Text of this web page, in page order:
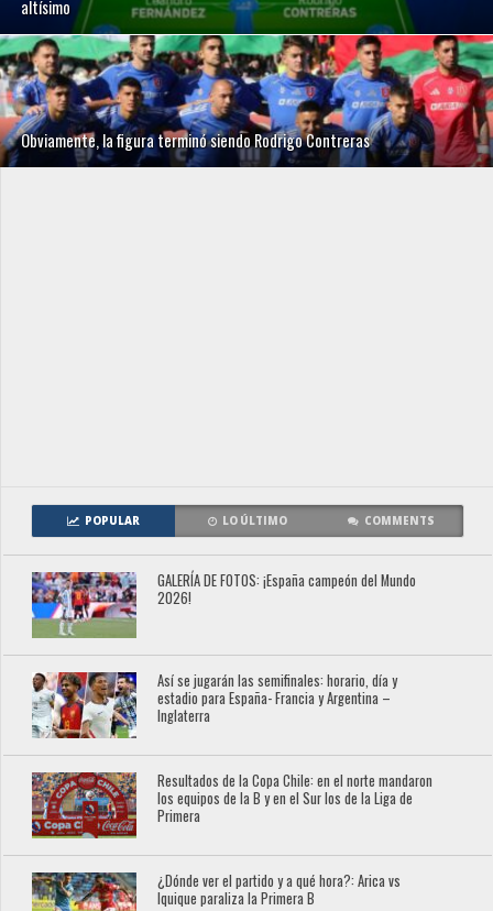
altísimo
Obviamente, la figura terminó siendo Rodrigo Contreras
POPULAR LO ÚLTIMO COMMENTS
GALERÍA DE FOTOS: ¡España campeón del Mundo
2026!
Así se jugarán las semifinales: horario, día y
estadio para España- Francia y Argentina –
Inglaterra
Resultados de la Copa Chile: en el norte mandaron
los equipos de la B y en el Sur los de la Liga de
Primera
¿Dónde ver el partido y a qué hora?: Arica vs
Iquique paraliza la Primera B